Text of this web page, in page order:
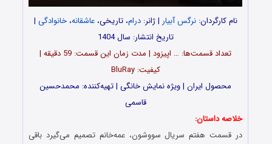
نام کارگردان:نرگس آبیار | ژانر:درام، تاریخی،عاشقانه،خانوادگی |
تاریخ انتشار: سال 1404
تعداد قسمت‌ها: … اپیزود | مدت زمان این قسمت: 59 دقیقه |
کیفیت: BluRay
محصول ایران | ویژه نمایش خانگی | تهیه‌کننده: محمدحسین
قاسمی
خلاصه داستان:
در قسمت هفتم سریال سووشون، عمه‌خانم تصمیم می‌گیرد باقی